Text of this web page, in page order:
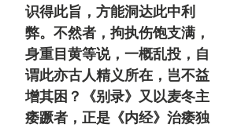
识得此旨，方能洞达此中利
弊。不然者，拘执伤饱支满，
身重目黄等说，一概乱投，自
谓此亦古人精义所在，岂不益
增其困？《别录》又以麦冬主
痿蹶者，正是《内经》治痿独